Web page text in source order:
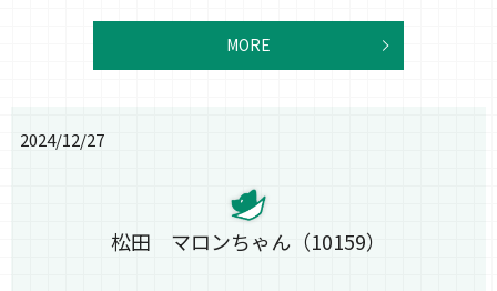
MORE
2024/12/27
松田 マロンちゃん（10159）